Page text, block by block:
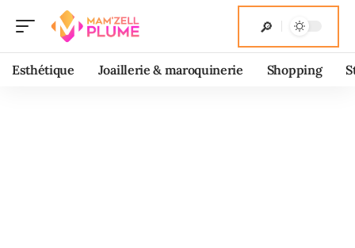
Esthétique Joaillerie & maroquinerie Shopping